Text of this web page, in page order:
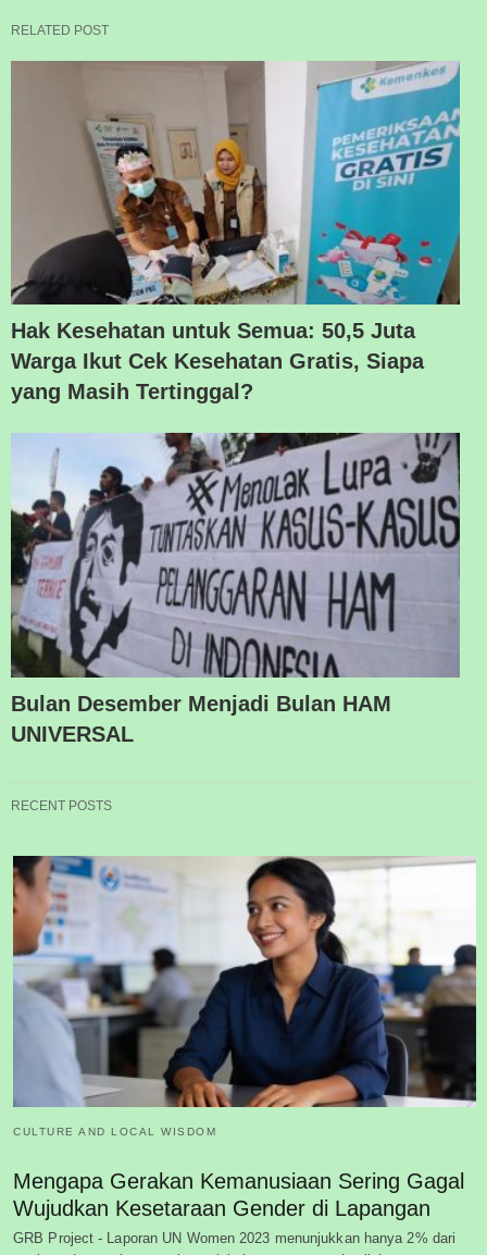
RELATED POST
Hak Kesehatan untuk Semua: 50,5 Juta
Warga Ikut Cek Kesehatan Gratis, Siapa
yang Masih Tertinggal?
Bulan Desember Menjadi Bulan HAM
UNIVERSAL
RECENT POSTS
CULTURE AND LOCAL WISDOM
Mengapa Gerakan Kemanusiaan Sering Gagal
Wujudkan Kesetaraan Gender di Lapangan
GRB Project - Laporan UN Women 2023 menunjukkan hanya 2% dari